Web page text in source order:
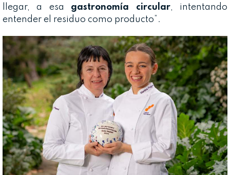
llegar, a esa
gastronomía circular, intentando
entender el residuo como producto”.